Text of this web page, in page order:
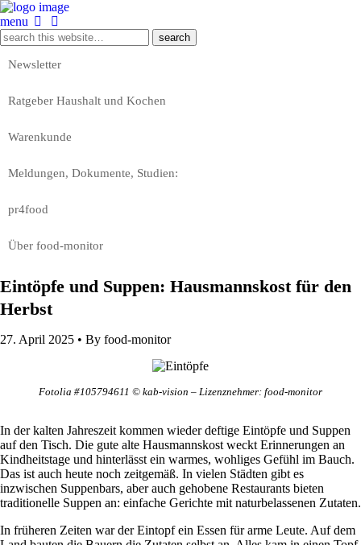
menu
Newsletter
Ratgeber Haushalt und Kochen
Warenkunde
Meldungen, Dokumente, Studien:
pr4food
Über food-monitor
Eintöpfe und Suppen: Hausmannskost für den
Herbst
27. April 2025 • By food-monitor
Fotolia #105794611 © kab-vision – Lizenznehmer: food-monitor
In der kalten Jahreszeit kommen wieder deftige Eintöpfe und Suppen
auf den Tisch. Die gute alte Hausmannskost weckt Erinnerungen an
Kindheitstage und hinterlässt ein warmes, wohliges Gefühl im Bauch.
Das ist auch heute noch zeitgemäß. In vielen Städten gibt es
inzwischen Suppenbars, aber auch gehobene Restaurants bieten
traditionelle Suppen an: einfache Gerichte mit naturbelassenen Zutaten.
In früheren Zeiten war der Eintopf ein Essen für arme Leute. Auf dem